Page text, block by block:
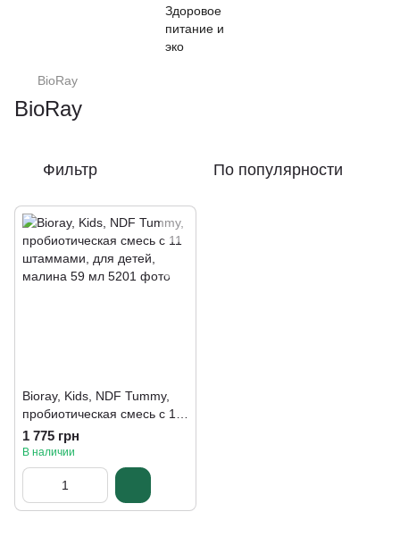
BioRay
BioRay
Фильтр По популярности
Bioray, Kids, NDF Tummy,
пробиотическая смесь с 11
штаммами, для детей,
малина 59 мл
1 775 грн
В наличии